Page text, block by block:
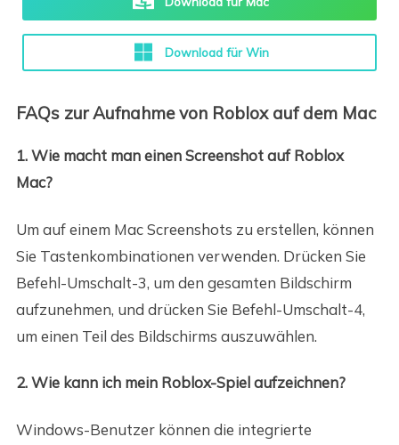
Download für Win
FAQs zur Aufnahme von Roblox auf dem Mac
1. Wie macht man einen Screenshot auf Roblox
Mac?
Um auf einem Mac Screenshots zu erstellen, können
Sie Tastenkombinationen verwenden. Drücken Sie
Befehl-Umschalt-3, um den gesamten Bildschirm
aufzunehmen, und drücken Sie Befehl-Umschalt-4,
um einen Teil des Bildschirms auszuwählen.
2. Wie kann ich mein Roblox-Spiel aufzeichnen?
Windows-Benutzer können die integrierte